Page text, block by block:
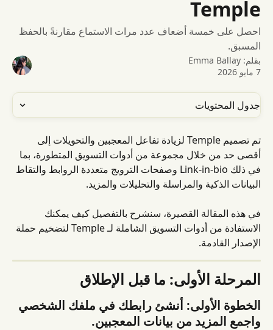
Temple
احصل على خمسة أضعاف عدد مرات الاستماع مقارنةً بالحفظ
المسبق.
بقلم: Emma Ballay
7 مايو 2026
جدول المحتويات
تم تصميم Temple لزيادة تفاعل المعجبين والتحويلات إلى
أقصى حد من خلال مجموعة من أدوات التسويق المتطورة، بما
في ذلك Link-in-bio وصفحات الترويج متعددة الروابط والتقاط
البيانات الذكية والمراسلة والتحليلات والمزيد.
في هذه المقالة القصيرة، سنشرح بالتفصيل كيف يمكنك
الاستفادة من أدوات التسويق الشاملة لـ Temple لتضخيم حملة
الإصدار القادمة.
المرحلة الأولى: ما قبل الإطلاق
الخطوة الأولى: أنشئ رابطك في ملفك الشخصي
واجمع المزيد من بيانات المعجبين.